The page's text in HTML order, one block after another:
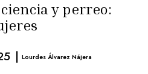
y perreo:
| Lourdes Álvarez Nájera